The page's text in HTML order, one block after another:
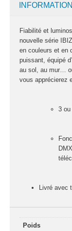
brouillard
confetti
VENTE
éclairage
Fiabilité et
nouvelle série
en couleurs et en
puissant, équipé
au sol, au mur…
vous apprécierez
3 ou
Livré avec
Poids